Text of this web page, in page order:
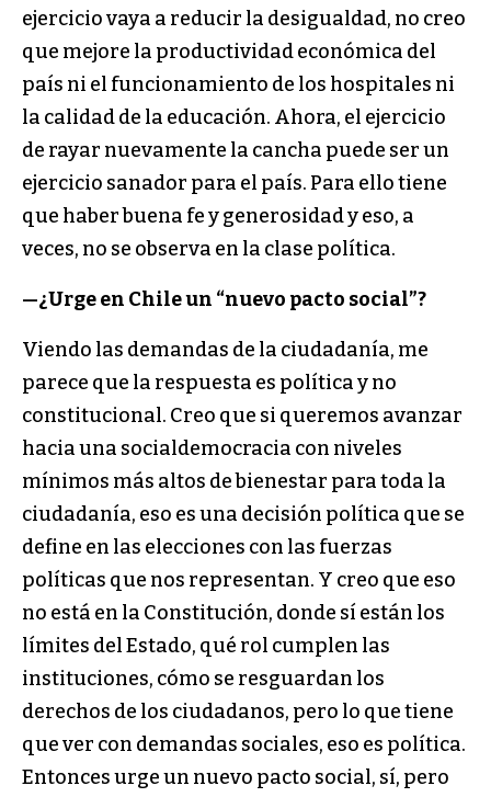
ejercicio vaya a reducir la desigualdad, no creo
que mejore la productividad económica del
país ni el funcionamiento de los hospitales ni
la calidad de la educación. Ahora, el ejercicio
de rayar nuevamente la cancha puede ser un
ejercicio sanador para el país. Para ello tiene
que haber buena fe y generosidad y eso, a
veces, no se observa en la clase política.
—¿Urge en Chile un “nuevo pacto social”?
Viendo las demandas de la ciudadanía, me
parece que la respuesta es política y no
constitucional. Creo que si queremos avanzar
hacia una socialdemocracia con niveles
mínimos más altos de bienestar para toda la
ciudadanía, eso es una decisión política que se
define en las elecciones con las fuerzas
políticas que nos representan. Y creo que eso
no está en la Constitución, donde sí están los
límites del Estado, qué rol cumplen las
instituciones, cómo se resguardan los
derechos de los ciudadanos, pero lo que tiene
que ver con demandas sociales, eso es política.
Entonces urge un nuevo pacto social, sí, pero